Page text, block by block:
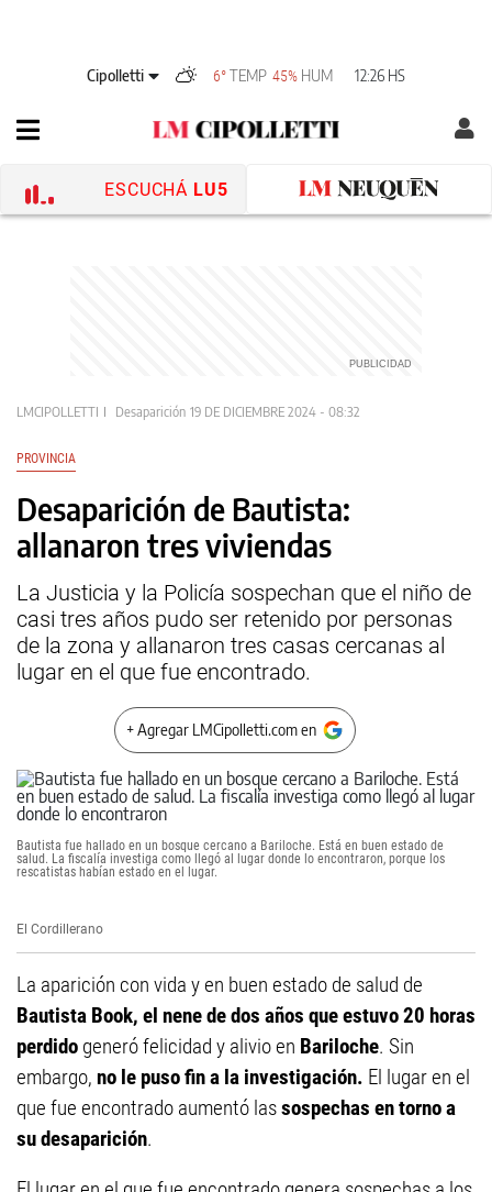
Cipolletti 6° TEMP 45% HUM 12:26 HS
ESCUCHÁ LU5
LMCIPOLLETTI Desaparición 19 DE DICIEMBRE 2024 - 08:32
PROVINCIA
Desaparición de Bautista:
allanaron tres viviendas
La Justicia y la Policía sospechan que el niño de
casi tres años pudo ser retenido por personas
de la zona y allanaron tres casas cercanas al
lugar en el que fue encontrado.
+ Agregar LMCipolletti.com en
Bautista fue hallado en un bosque cercano a Bariloche. Está en buen estado de
salud. La fiscalía investiga como llegó al lugar donde lo encontraron, porque los
rescatistas habían estado en el lugar.
El Cordillerano
La aparición con vida y en buen estado de salud de
Bautista Book, el nene de dos años que estuvo 20 horas
perdido generó felicidad y alivio en Bariloche. Sin
embargo, no le puso fin a la investigación. El lugar en el
que fue encontrado aumentó lassospechas en torno a
su desaparición.